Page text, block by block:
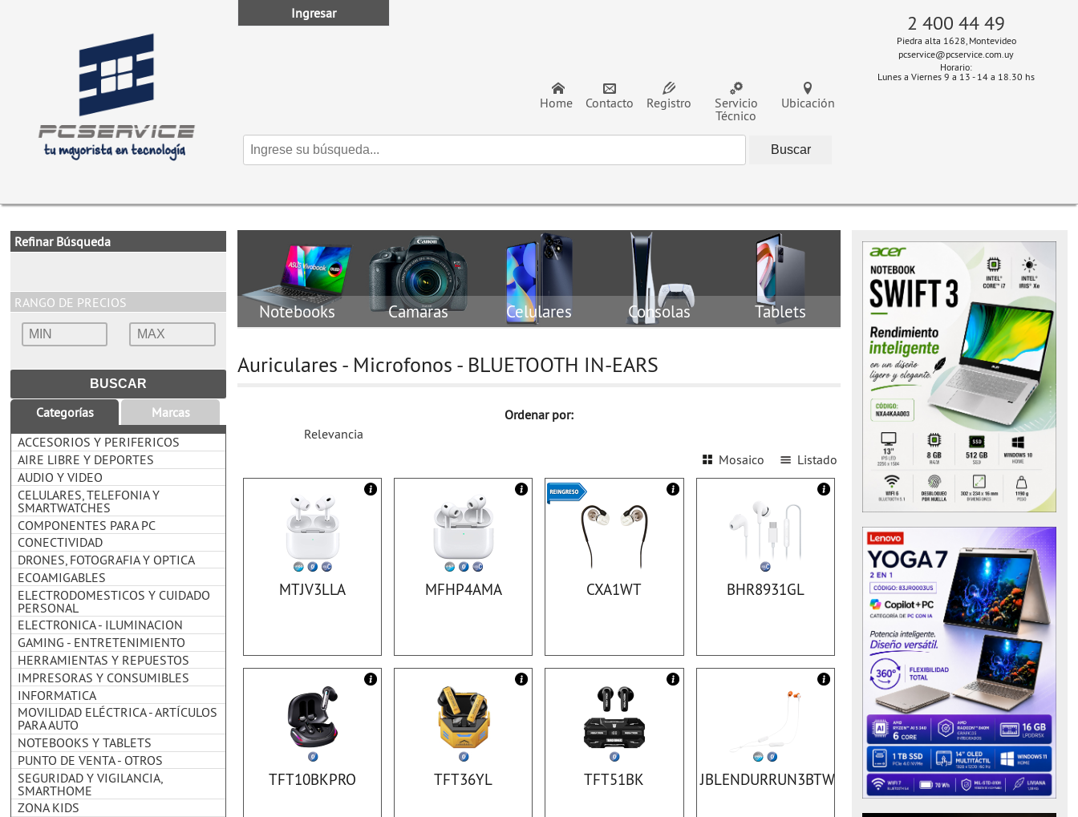
Ubicación
Servicio
Técnico
Registro
Contacto
Home
Ingresar 2 400 44 49
Piedra alta 1628, Montevideo
pcservice@pcservice.com.uy
Horario:
Lunes a Viernes 9 a 13 - 14 a 18.30 hs
Refinar Búsqueda
RANGO DE PRECIOS
Categorías
Marcas
ACCESORIOS Y PERIFERICOS
AIRE LIBRE Y DEPORTES
AUDIO Y VIDEO
CELULARES, TELEFONIA Y
SMARTWATCHES
COMPONENTES PARA PC
CONECTIVIDAD
DRONES, FOTOGRAFIA Y OPTICA
ECOAMIGABLES
ELECTRODOMESTICOS Y CUIDADO
PERSONAL
ELECTRONICA - ILUMINACION
GAMING - ENTRETENIMIENTO
HERRAMIENTAS Y REPUESTOS
IMPRESORAS Y CONSUMIBLES
INFORMATICA
MOVILIDAD ELÉCTRICA - ARTÍCULOS
PARA AUTO
NOTEBOOKS Y TABLETS
PUNTO DE VENTA - OTROS
SEGURIDAD Y VIGILANCIA,
SMARTHOME
ZONA KIDS
Notebooks Camaras Celulares Consolas Tablets
Auriculares - Microfonos - BLUETOOTH IN-EARS
Ordenar por:
Relevancia
Listado
Mosaico
MTJV3LLA MFHP4AMA CXA1WT BHR8931GL
TFT10BKPRO TFT36YL TFT51BK JBLENDURRUN3BTWT